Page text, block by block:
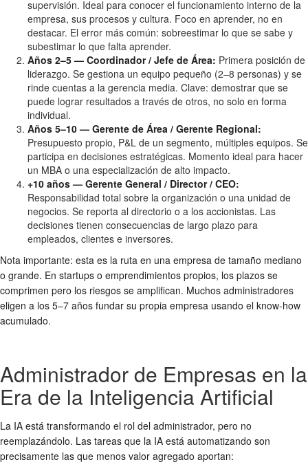
supervisión. Ideal para conocer el funcionamiento interno de la
empresa, sus procesos y cultura. Foco en aprender, no en
destacar. El error más común: sobreestimar lo que se sabe y
subestimar lo que falta aprender.
Años 2–5 — Coordinador / Jefe de Área: Primera posición de
liderazgo. Se gestiona un equipo pequeño (2–8 personas) y se
rinde cuentas a la gerencia media. Clave: demostrar que se
puede lograr resultados a través de otros, no solo en forma
individual.
Años 5–10 — Gerente de Área / Gerente Regional:
Presupuesto propio, P&L de un segmento, múltiples equipos. Se
participa en decisiones estratégicas. Momento ideal para hacer
un MBA o una especialización de alto impacto.
+10 años — Gerente General / Director / CEO:
Responsabilidad total sobre la organización o una unidad de
negocios. Se reporta al directorio o a los accionistas. Las
decisiones tienen consecuencias de largo plazo para
empleados, clientes e inversores.
Nota importante: esta es la ruta en una empresa de tamaño mediano
o grande. En startups o emprendimientos propios, los plazos se
comprimen pero los riesgos se amplifican. Muchos administradores
eligen a los 5–7 años fundar su propia empresa usando el know-how
acumulado.
Administrador de Empresas en la
Era de la Inteligencia Artificial
La IA está transformando el rol del administrador, pero no
reemplazándolo. Las tareas que la IA está automatizando son
precisamente las que menos valor agregado aportan: